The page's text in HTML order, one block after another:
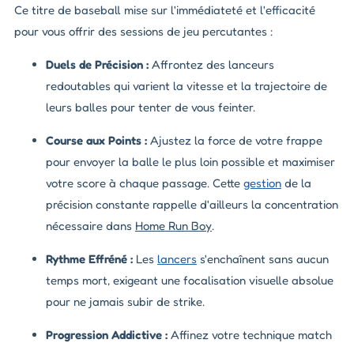
Ce titre de baseball mise sur l'immédiateté et l'efficacité
pour vous offrir des sessions de jeu percutantes :
Duels de Précision : Affrontez des lanceurs
redoutables qui varient la vitesse et la trajectoire de
leurs balles pour tenter de vous feinter.
Course aux Points : Ajustez la force de votre frappe
pour envoyer la balle le plus loin possible et maximiser
votre score à chaque passage. Cette gestion de la
précision constante rappelle d'ailleurs la concentration
nécessaire dans Home Run Boy.
Rythme Effréné : Les lancers s'enchaînent sans aucun
temps mort, exigeant une focalisation visuelle absolue
pour ne jamais subir de strike.
Progression Addictive : Affinez votre technique match